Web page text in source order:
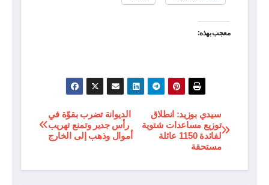
معجب بهذه:
تصفّح
المقالات
الديوانة تضرب بقوّة في
رأس جدير وتمنع تهريب
أموال وذهب إلى الخارج
سيدي بوزيد: انطلاق
توزيع مساعدات شتوية
لفائدة 1150 عائلة
مستحقة